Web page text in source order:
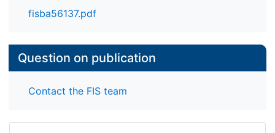
fisba56137.pdf
Question on publication
Contact the FIS team